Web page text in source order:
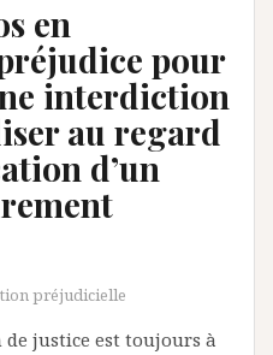
en
pour
interdiction
au regard
d’un
préjudicielle
de justice est toujours à